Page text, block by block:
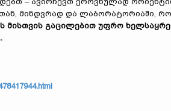
მინდვრად და ლაბორატორიაში,
მისთვის გაცილებით უფრო